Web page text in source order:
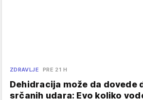
ZDRAVLJE PRE 21 H
Dehidracija može da dovede
srčanih udara: Evo koliko